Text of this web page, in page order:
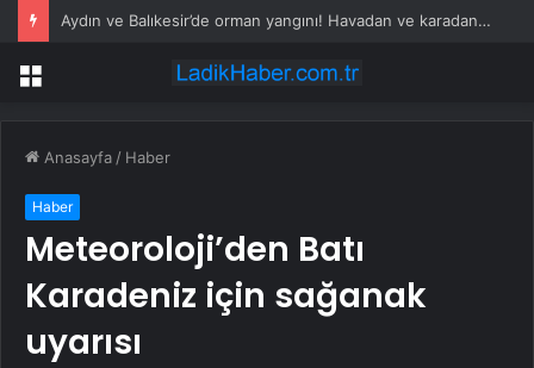
Aydın ve Balıkesir’de orman yangını! Havadan ve karadan müdahale devam ediyor
Menü
Anasayfa / Haber
Haber
Meteoroloji’den Batı
Karadeniz için sağanak
uyarısı